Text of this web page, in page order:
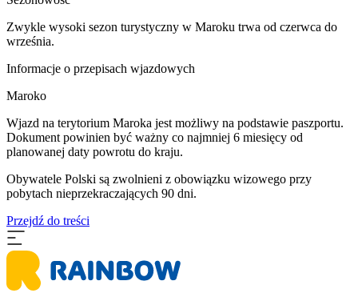
Zwykle wysoki sezon turystyczny w Maroku trwa od czerwca do
września.
Informacje o przepisach wjazdowych
Maroko
Wjazd na terytorium Maroka jest możliwy na podstawie paszportu.
Dokument powinien być ważny co najmniej 6 miesięcy od
planowanej daty powrotu do kraju.
Obywatele Polski są zwolnieni z obowiązku wizowego przy
pobytach nieprzekraczających 90 dni.
Przejdź do treści